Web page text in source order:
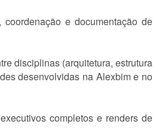
e documentação de
disciplinas (arquitetura, estrutura
desenvolvidas na Alexbim e no
completos e renders de